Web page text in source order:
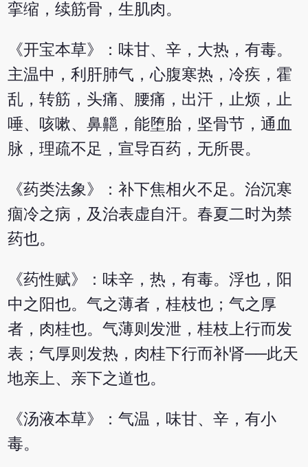
挛缩，续筋骨，生肌肉。
《开宝本草》：味甘、辛，大热，有毒。
主温中，利肝肺气，心腹寒热，冷疾，霍
乱，转筋，头痛、腰痛，出汗，止烦，止
唾、咳嗽、鼻齆，能堕胎，坚骨节，通血
脉，理疏不足，宣导百药，无所畏。
《药类法象》：补下焦相火不足。治沉寒
痼冷之病，及治表虚自汗。春夏二时为禁
药也。
《药性赋》：味辛，热，有毒。浮也，阳
中之阳也。气之薄者，桂枝也；气之厚
者，肉桂也。气薄则发泄，桂枝上行而发
表；气厚则发热，肉桂下行而补肾──此天
地亲上、亲下之道也。
《汤液本草》：气温，味甘、辛，有小
毒。